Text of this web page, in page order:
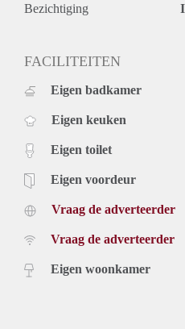
Bezichtiging
FACILITEITEN
Eigen badkamer
Eigen keuken
Eigen toilet
Eigen voordeur
Vraag de adverteerder
Vraag de adverteerder
Eigen woonkamer